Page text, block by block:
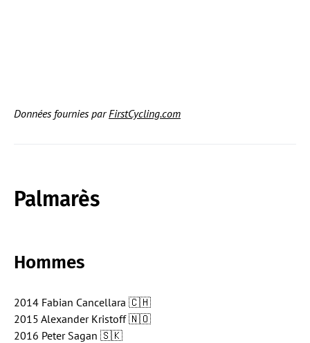
Données fournies par FirstCycling.com
Palmarès
Hommes
2014 Fabian Cancellara 🇨🇭
2015 Alexander Kristoff 🇳🇴
2016 Peter Sagan 🇸🇰